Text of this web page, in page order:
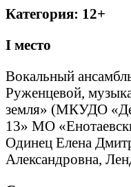
Категория: 12+
I место
Вокальный
Руженцевой,
земля» (МКУДО
13» МО
Одинец Елена
Александровна,